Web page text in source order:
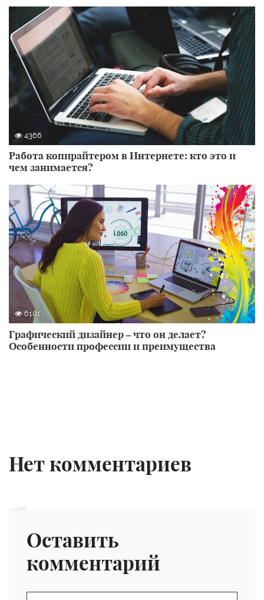
4366
Работа копирайтером в Интернете: кто это и
чем занимается?
6101
Графический дизайнер – что он делает?
Особенности профессии и преимущества
Нет комментариев
Оставить
комментарий